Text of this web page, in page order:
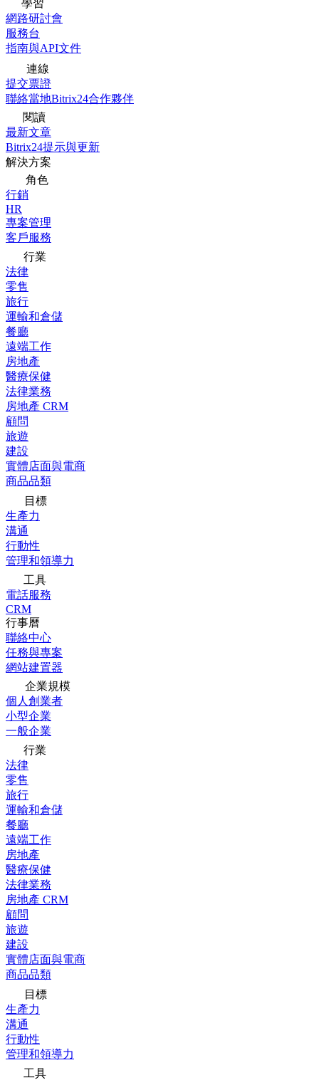
學習
網路研討會
服務台
指南與API文件
連線
提交票證
聯絡當地Bitrix24合作夥伴
閱讀
最新文章
Bitrix24提示與更新
解決方案
角色
行銷
HR
專案管理
客戶服務
行業
法律
零售
旅行
運輸和倉儲
餐廳
遠端工作
房地產
醫療保健
法律業務
房地產 CRM
顧問
旅遊
建設
實體店面與電商
商品品類
目標
生產力
溝通
行動性
管理和領導力
工具
電話服務
CRM
行事曆
聯絡中心
任務與專案
網站建置器
企業規模
個人創業者
小型企業
一般企業
行業
法律
零售
旅行
運輸和倉儲
餐廳
遠端工作
房地產
醫療保健
法律業務
房地產 CRM
顧問
旅遊
建設
實體店面與電商
商品品類
目標
生產力
溝通
行動性
管理和領導力
工具